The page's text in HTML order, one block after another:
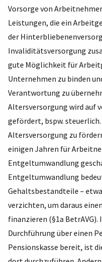
Vorsorge von
Leistungen, die ein
der
Invaliditätsversorgung
gute Möglichkeit für
Unternehmen zu binden
Verantwortung zu
Altersversorgung wird auf
gefördert, bspw.
Altersversorgung zu
einigen Jahren für
Entgeltumwandlung
Entgeltumwandlung
Gehaltsbestandteile –
verzichten, um daraus
finanzieren (§1a
Durchführung über einen
Pensionskasse bereit, ist